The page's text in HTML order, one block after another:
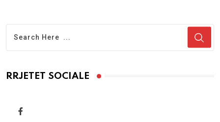
RRJETET SOCIALE